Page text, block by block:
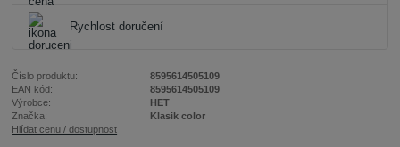
Rychlost doručení
Číslo produktu:
8595614505109
EAN kód:
8595614505109
Výrobce:
HET
Značka:
Klasik color
Hlídat cenu / dostupnost